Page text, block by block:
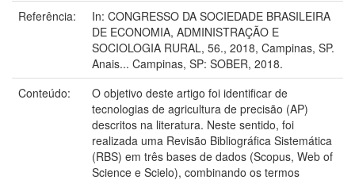
Referência:
In: CONGRESSO DA SOCIEDADE BRASILEIRA
DE ECONOMIA, ADMINISTRAÇÃO E
SOCIOLOGIA RURAL, 56., 2018, Campinas, SP.
Anais... Campinas, SP: SOBER, 2018.
Conteúdo:
O objetivo deste artigo foi identificar de
tecnologias de agricultura de precisão (AP)
descritos na literatura. Neste sentido, foi
realizada uma Revisão Bibliográfica Sistemática
(RBS) em três bases de dados (Scopus, Web of
Science e Scielo), combinando os termos